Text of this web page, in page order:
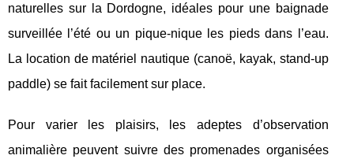
naturelles sur la Dordogne, idéales pour une baignade
surveillée l’été ou un pique-nique les pieds dans l’eau.
La location de matériel nautique (canoë, kayak, stand-up
paddle) se fait facilement sur place.
Pour varier les plaisirs, les adeptes d’observation
animalière peuvent suivre des promenades organisées